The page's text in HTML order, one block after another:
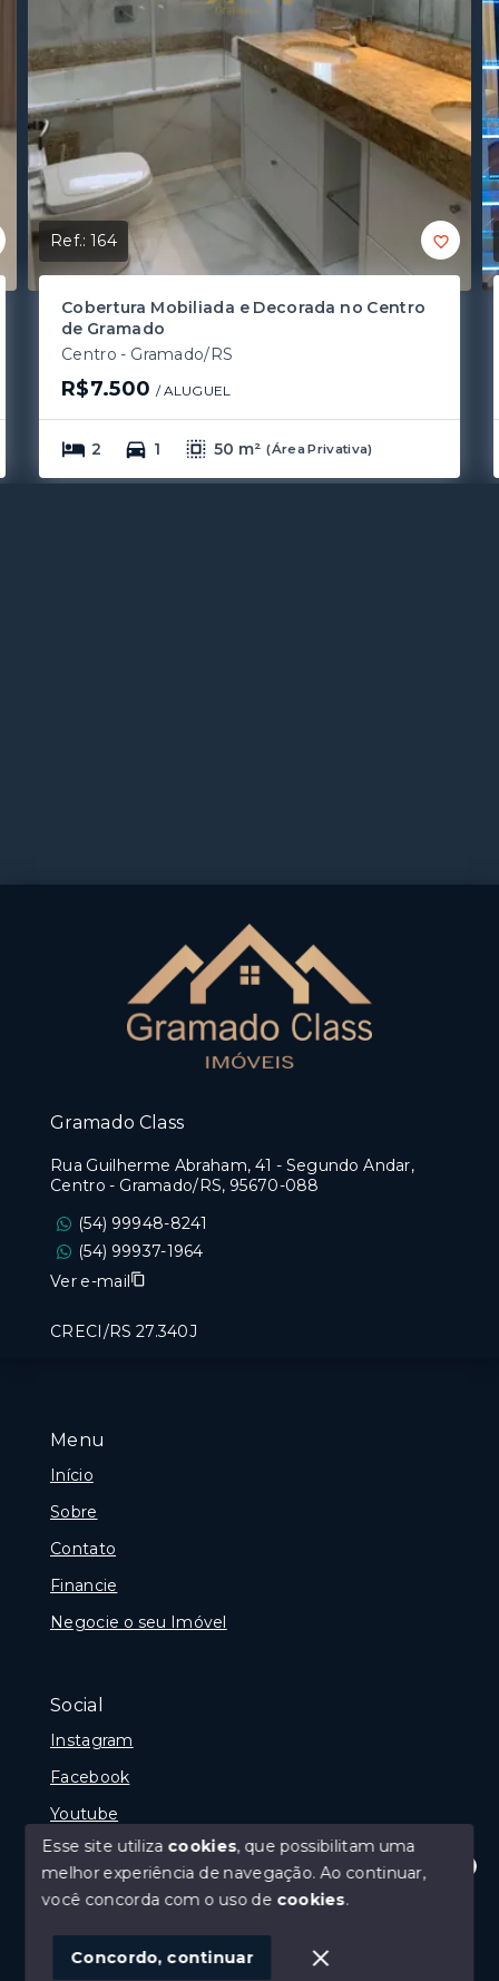
Ref.:164
Cobertura Mobiliada e Decorada no Centro
de Gramado
Centro - Gramado/RS
R$7.500 / ALUGUEL
2 1 50 m² (Área Privativa)
Olá! Estamos disponíveis para te ajudar.
Menu
Início
Sobre
Contato
Financie
Negocie o seu Imóvel
Social
Instagram
Facebook
Youtube
© Copyright 2026 - Gramado Class - Todos os direitos
SITE PARA IMOBILIARIA
Gramado Class
Rua Guilherme Abraham, 41 - Segundo Andar,
Centro - Gramado/RS, 95670-088
(54) 99948-8241
(54) 99937-1964
Ver e-mail
CRECI/RS 27.340J
Esse site utiliza cookies, que possibilitam uma
melhor experiência de navegação.Ao continuar,
você concorda com o uso de cookies.
Concordo, continuar